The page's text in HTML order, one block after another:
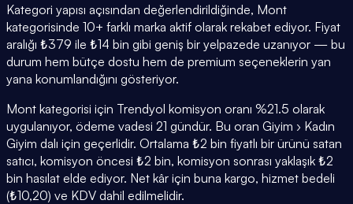
Kategori yapısı açısından değerlendirildiğinde, Mont
kategorisinde 10+ farklı marka aktif olarak rekabet ediyor. Fiyat
aralığı ₺379 ile ₺14 bin gibi geniş bir yelpazede uzanıyor — bu
durum hem bütçe dostu hem de premium seçeneklerin yan
yana konumlandığını gösteriyor.
Mont kategorisi için Trendyol komisyon oranı %21.5 olarak
uygulanıyor, ödeme vadesi 21 gündür. Bu oran Giyim › Kadın
Giyim dalı için geçerlidir. Ortalama ₺2 bin fiyatlı bir ürünü satan
satıcı, komisyon öncesi ₺2 bin, komisyon sonrası yaklaşık ₺2
bin hasılat elde ediyor. Net kâr için buna kargo, hizmet bedeli
(₺10,20) ve KDV dahil edilmelidir.